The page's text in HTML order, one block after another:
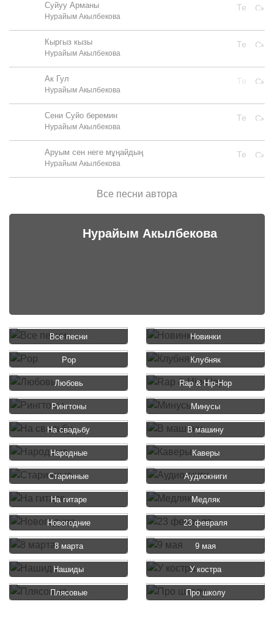
Суйуу Арманы
Нурайым Акылбекова
Кыргыз кызы
Нурайым Акылбекова
Ак Гул
Нурайым Акылбекова
Сени Суйо беремин
Нурайым Акылбекова
Аруым сен неге мұңайдың
Нурайым Акылбекова
Все песни автора
Нурайым Акылбекова
Все песни Новинки
Pop Клубняк
Любовь Rap & Hip-Hop
Рингтоны Минусы
На свадьбу В машину
Народные Каверы
Старинные Аудиокниги
На гитаре Медляк
Новогодние 23 февраля
8 марта 9 мая
Нашиды У костра
Плясовые Про школу